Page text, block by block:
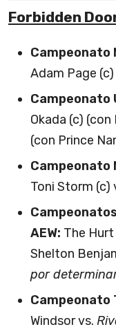
Forbidden
Campeonato
Adam Page
Campeonato
Okada (c)
(con Prince
Campeonato
Toni Storm (c)
AEW: The
Shelton
por
Campeonato
Windsor vs.